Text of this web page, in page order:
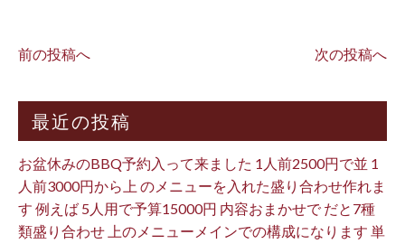
前の投稿へ 次の投稿へ
最近の投稿
お盆休みのBBQ予約入って来ました 1人前2500円で並 1
人前3000円から上 のメニューを入れた盛り合わせ作れま
す 例えば 5人用で予算15000円 内容おまかせで だと7種
類盛り合わせ 上のメニューメインでの構成になります 単